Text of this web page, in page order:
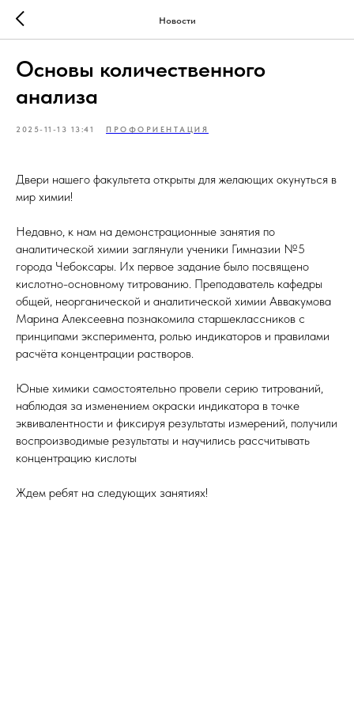
Новости
Основы количественного
анализа
2025-11-13 13:41 ПРОФОРИЕНТАЦИЯ
Двери нашего факультета открыты для желающих окунуться в
мир химии!
Недавно, к нам на демонстрационные занятия по
аналитической химии заглянули ученики Гимназии №5
города Чебоксары. Их первое задание было посвящено
кислотно-основному титрованию. Преподаватель кафедры
общей, неорганической и аналитической химии Аввакумова
Марина Алексеевна познакомила старшеклассников с
принципами эксперимента, ролью индикаторов и правилами
расчёта концентрации растворов.
Юные химики самостоятельно провели серию титрований,
наблюдая за изменением окраски индикатора в точке
эквивалентности и фиксируя результаты измерений, получили
воспроизводимые результаты и научились рассчитывать
концентрацию кислоты
Ждем ребят на следующих занятиях!